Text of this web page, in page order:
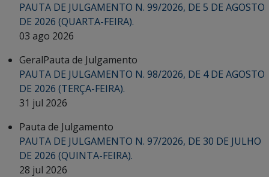
PAUTA DE JULGAMENTO N. 99/2026, DE 5 DE AGOSTO
DE 2026 (QUARTA-FEIRA).
03 ago 2026
GeralPauta de Julgamento
PAUTA DE JULGAMENTO N. 98/2026, DE 4 DE AGOSTO
DE 2026 (TERÇA-FEIRA).
31 jul 2026
Pauta de Julgamento
PAUTA DE JULGAMENTO N. 97/2026, DE 30 DE JULHO
DE 2026 (QUINTA-FEIRA).
28 jul 2026